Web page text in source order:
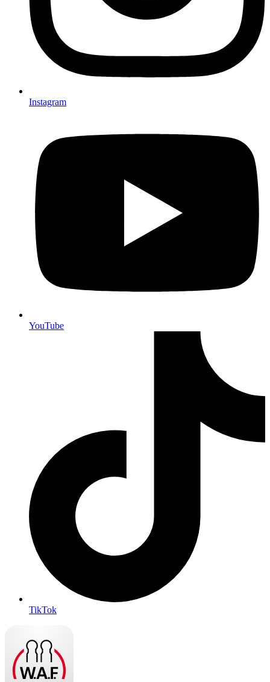
Instagram
YouTube
TikTok